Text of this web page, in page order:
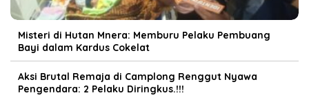
Misteri di Hutan Mnera: Memburu Pelaku Pembuang
Bayi dalam Kardus Cokelat
Aksi Brutal Remaja di Camplong Renggut Nyawa
Pengendara: 2 Pelaku Diringkus.!!!